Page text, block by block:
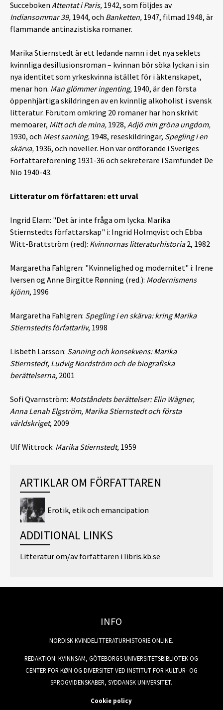
Succeboken Attentat i Paris, 1942, som följdes av
Indiansommar 39, 1944, och Banketten, 1947, filmad 1948, är
flammande antinazistiska romaner.
Marika Stiernstedt är ett ledande namn i det nya seklets
kvinnliga desillusionsroman – kvinnan bör söka lyckan i sin
nya identitet som yrkeskvinna istället för i äktenskapet,
menar hon. Man glömmer ingenting, 1940, är den första
öppenhjärtiga skildringen av en kvinnlig alkoholist i svensk
litteratur. Förutom omkring 20 romaner har hon skrivit
memoarer, Mitt och de mina, 1928, Adjö min gröna ungdom,
1930, och Mest sanning, 1948, reseskildringar, Spegling i en
skärva, 1936, och noveller. Hon var ordförande i Sveriges
Författareförening 1931-36 och sekreterare i Samfundet De
Nio 1940-43.
Litteratur om författaren: ett urval
Ingrid Elam: "Det är inte fråga om lycka. Marika
Stiernstedts författarskap" i: Ingrid Holmqvist och Ebba
Witt-Brattström (red): Kvinnornas litteraturhistoria2, 1982
Margaretha Fahlgren: "Kvinnelighed og modernitet" i: Irene
Iversen og Anne Birgitte Rønning (red.): Modernismens
kjönn, 1996
Margaretha Fahlgren: Spegling i en skärva: kring Marika
Stiernstedts författarliv, 1998
Lisbeth Larsson: Sanning och konsekvens: Marika
Stiernstedt, Ludvig Nordström och de biografiska
berättelserna, 2001
Sofi Qvarnström: Motståndets berättelser: Elin Wägner,
Anna Lenah Elgström, Marika Stiernstedt och första
världskriget, 2009
Ulf Wittrock: Marika Stiernstedt, 1959
ARTIKLAR OM FÖRFATTAREN
Erotik, etik och emancipation
ADDITIONAL LINKS
Litteratur om/av författaren i libris.kb.se
INFO
NORDISK KVINDELITTERATURHISTORIE ONLINE.
REDAKTION: KVINNSAM, GÖTEBORGS UNIVERSITETSBIBLIOTEK OG
CENTER FOR KØN OG DIVERSITET VED INSTITUT FOR KULTUR- OG
SPROGVIDENSKABER, SYDDANSK UNIVERSITET.
Cookie policy